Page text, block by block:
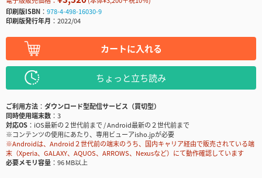
印刷版ISBN
978-4-498-16030-9
印刷版発行年月
2022/04
カートに入れる
ちょっと立ち読み
ご利用方法
ダウンロード型配信サービス（買切型）
同時使用端末数
3
対応OS
iOS最新の２世代前まで / Android最新の２世代前まで
※コンテンツの使用にあたり、専用ビューアisho.jpが必要
※Androidは、Android２世代前の端末のうち、国内キャリア経由で販売されている端
末（Xperia、GALAXY、AQUOS、ARROWS、Nexusなど）にて動作確認しています
必要メモリ容量
96 MB以上